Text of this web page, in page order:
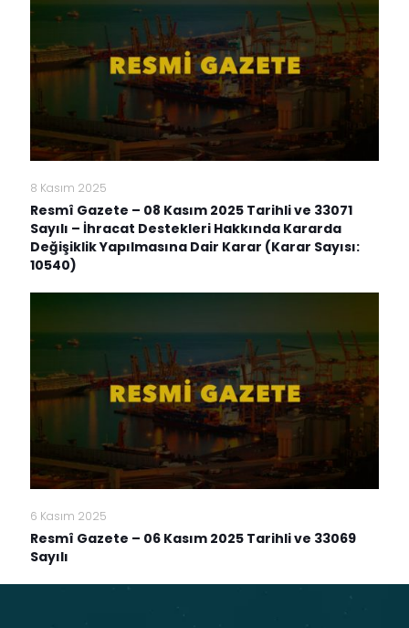
8 Kasım 2025
Resmî Gazete – 08 Kasım 2025 Tarihli ve 33071
Sayılı – İhracat Destekleri Hakkında Kararda
Değişiklik Yapılmasına Dair Karar (Karar Sayısı:
10540)
6 Kasım 2025
Resmî Gazete – 06 Kasım 2025 Tarihli ve 33069
Sayılı